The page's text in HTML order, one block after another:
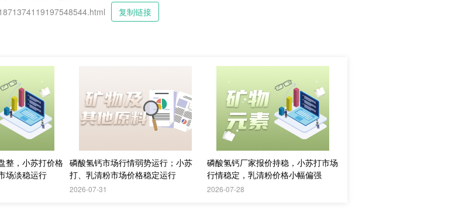
复制链接
整，小苏打价格
场淡稳运行
磷酸氢钙市场行情弱势运行；小苏
打、乳清粉市场价格稳定运行
2026-07-31
磷酸氢钙厂家报价持稳，小苏打市场
行情稳定，乳清粉价格小幅偏强
2026-07-28